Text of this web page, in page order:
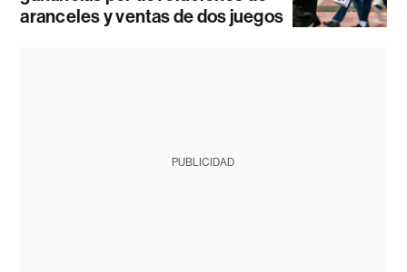
aranceles y ventas de dos juegos
PUBLICIDAD